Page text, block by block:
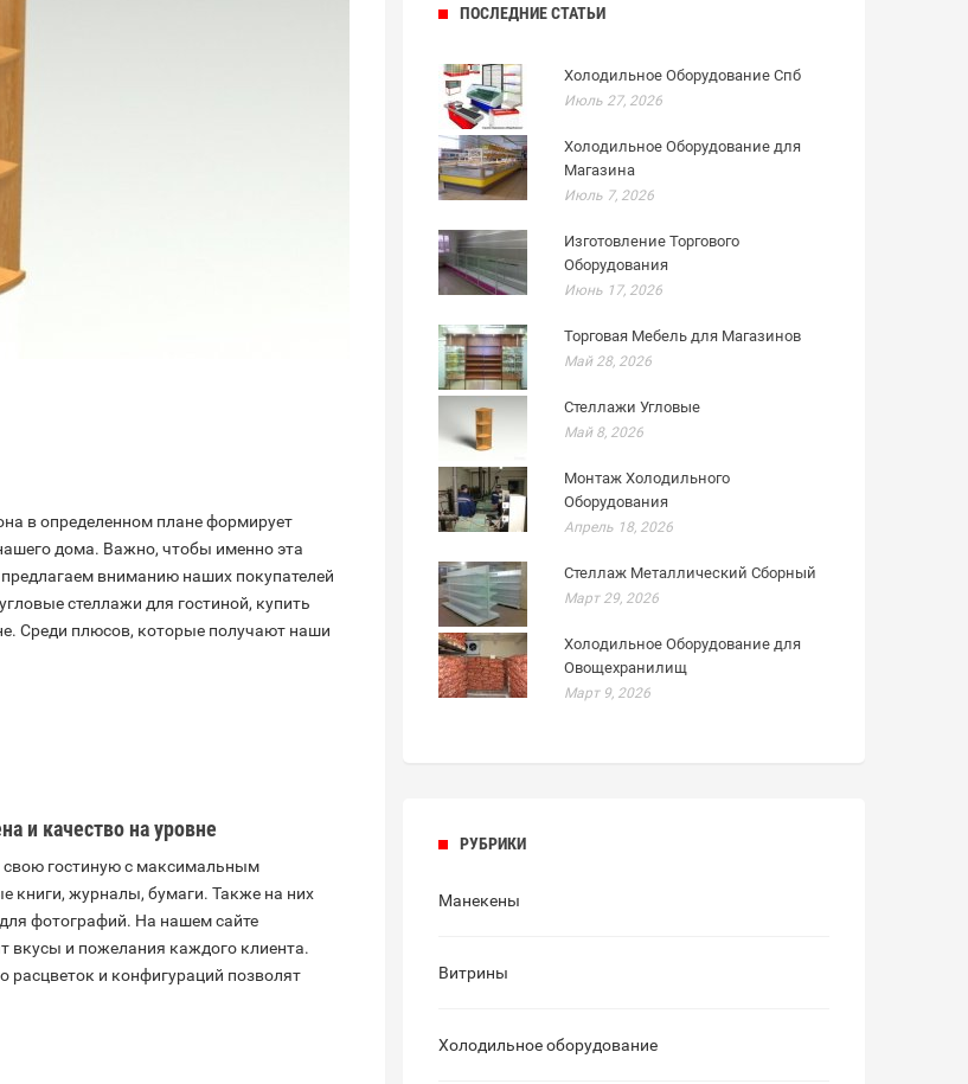
в определенном плане формирует
дома. Важно, чтобы именно эта
вниманию наших покупателей
стеллажи для гостиной, купить
Среди плюсов, которые получают наши
и качество на уровне
свою гостиную с максимальным
книги, журналы, бумаги. Также на них
фотографий. На нашем сайте
вкусы и пожелания каждого клиента.
расцветок и конфигураций позволят
ПОСЛЕДНИЕ СТАТЬИ
Холодильное Оборудование Спб
Июль 27, 2026
Холодильное Оборудование для
Магазина
Июль 7, 2026
Изготовление Торгового
Оборудования
Июнь 17, 2026
Торговая Мебель для Магазинов
Май 28, 2026
Стеллажи Угловые
Май 8, 2026
Монтаж Холодильного
Оборудования
Апрель 18, 2026
Стеллаж Металлический Сборный
Март 29, 2026
Холодильное Оборудование для
Овощехранилищ
Март 9, 2026
РУБРИКИ
Манекены
Витрины
Холодильное оборудование